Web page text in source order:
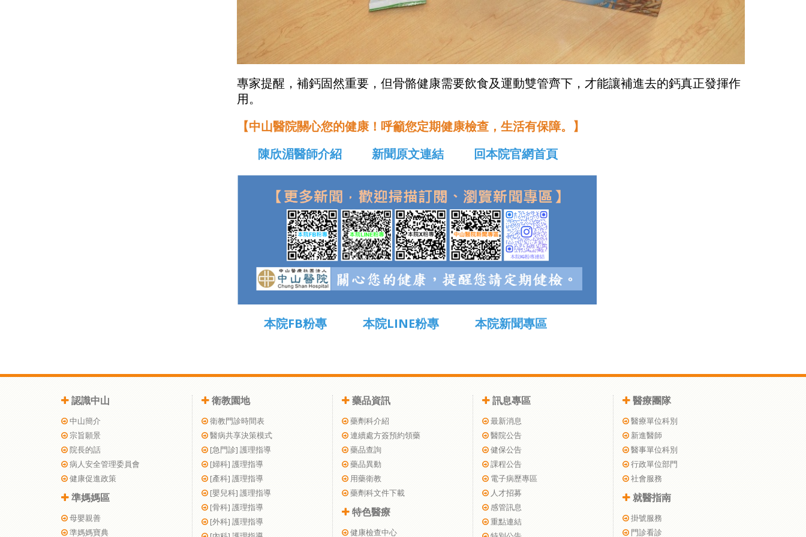
專家提醒，補鈣固然重要，但骨骼健康需要飲食及運動雙管齊下，才能讓補進去的鈣真正發揮作
用。
【中山醫院關心您的健康！呼籲您定期健康檢查，生活有保障。】
陳欣湄醫師介紹
新聞原文連結 回本院官網首頁
本院FB粉專 本院LINE粉專 本院新聞專區
認識中山
中山簡介
宗旨願景
院長的話
病人安全管理委員會
健康促進政策
準媽媽區
母嬰親善
準媽媽寶典
衛教園地
衛教門診時間表
醫病共享決策模式
[急門診] 護理指導
[婦科] 護理指導
[產科] 護理指導
[嬰兒科] 護理指導
[骨科] 護理指導
[外科] 護理指導
藥品資訊
藥劑科介紹
連續處方簽預約領藥
藥品查詢
藥品異動
用藥衛教
藥劑科文件下載
特色醫療
健康檢查中心
訊息專區
最新消息
醫院公告
健保公告
課程公告
電子病歷專區
人才招募
感管訊息
重點連結
醫療團隊
醫療單位科別
新進醫師
醫事單位科別
行政單位部門
社會服務
就醫指南
掛號服務
門診看診